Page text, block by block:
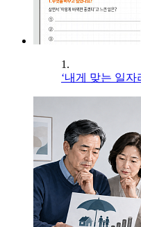
1.
‘내게 맞는 일